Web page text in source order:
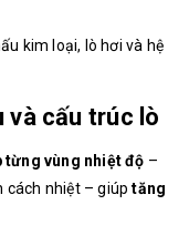
kim loại, lò hơi và hệ
và cấu trúc lò
từng vùng nhiệt độ –
cách nhiệt – giúptăng